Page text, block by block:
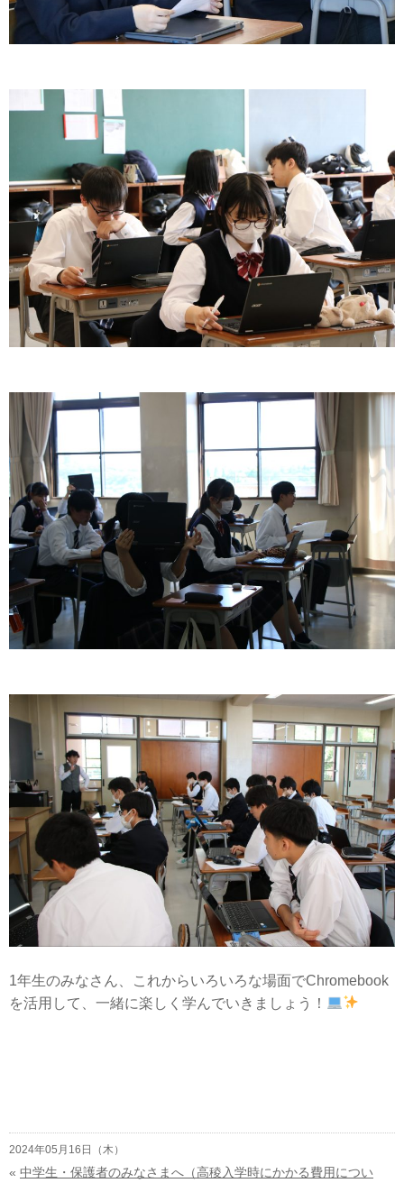
1年生のみなさん、これからいろいろな場面でChromebook
を活用して、一緒に楽しく学んでいきましょう！
2024年05月16日（木）
« 中学生・保護者のみなさまへ（高稜入学時にかかる費用につい